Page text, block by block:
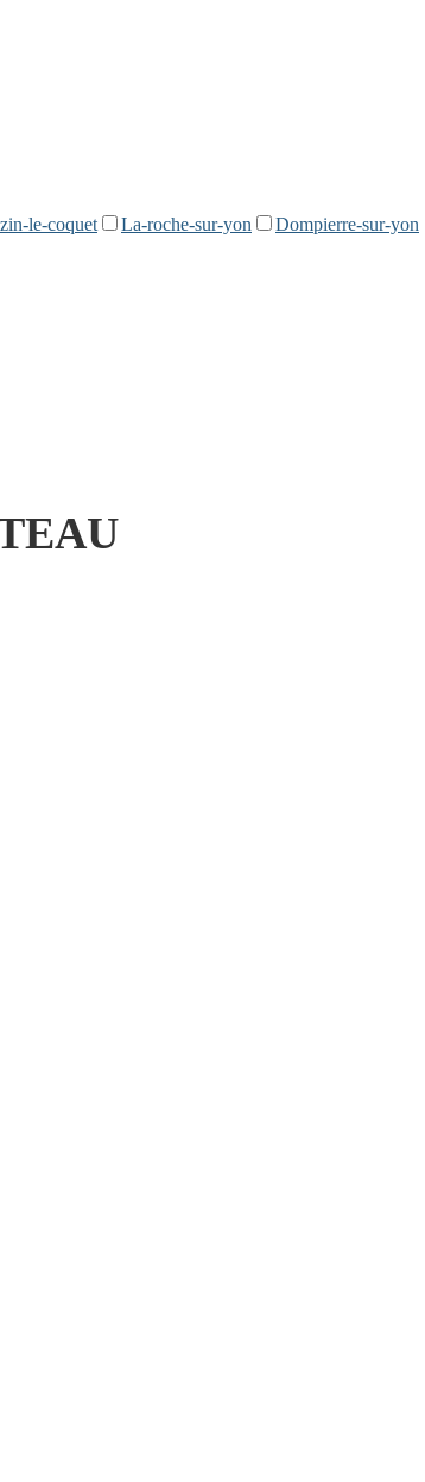
le-coquet La-roche-sur-yon
Dompierre-sur-yon